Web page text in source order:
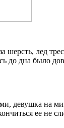
шерсть, лед
до дна было
девушка на
ее не